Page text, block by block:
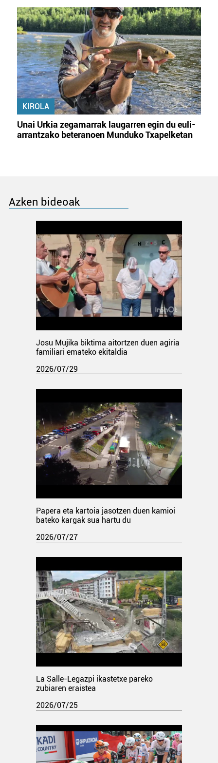
KIROLA
Unai Urkia zegamarrak laugarren egin du euli-
arrantzako beteranoen Munduko Txapelketan
Azken bideoak
Josu Mujika biktima aitortzen duen agiria
familiari emateko ekitaldia
2026/07/29
Papera eta kartoia jasotzen duen kamioi
bateko kargak sua hartu du
2026/07/27
La Salle-Legazpi ikastetxe pareko
zubiaren eraistea
2026/07/25